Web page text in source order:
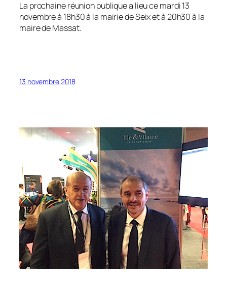
La prochaine réunion publique a lieu ce mardi 13
novembre à 18h30 à la mairie de Seix et à 20h30 à la
maire de Massat.
13 novembre 2018